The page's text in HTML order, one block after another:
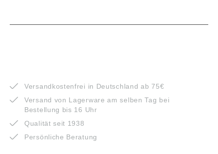
Versandkostenfrei in Deutschland ab 75€
Versand von Lagerware am selben Tag bei
Bestellung bis 16 Uhr
Qualität seit 1938
Persönliche Beratung